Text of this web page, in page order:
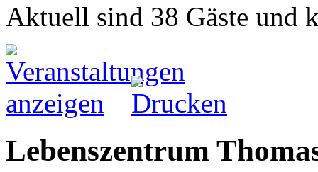
Aktuell sind 38 Gäste und
Lebenszentrum